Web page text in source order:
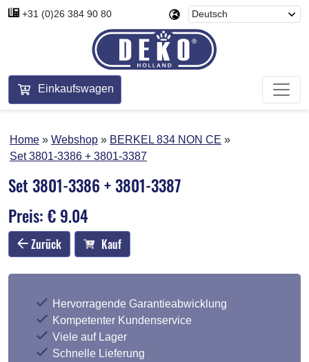
+31 (0)26 384 90 80
Einkaufswagen
Home Webshop
BERKEL 834 NON CE
Set 3801-3386 + 3801-3387
Set 3801-3386 + 3801-3387
Preis: € 9.04
Zurück Kauf
Hervorragende Garantieabwicklung
Kompetenter Kundenservice
Viele auf Lager
Schnelle Lieferung